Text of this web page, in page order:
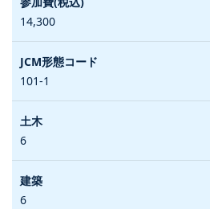
14,300
101-1
6
6